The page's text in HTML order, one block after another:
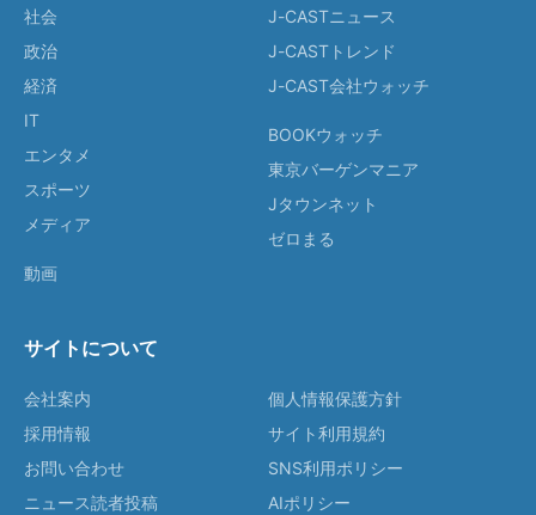
社会
政治
経済
IT
エンタメ
スポーツ
メディア
動画
J-CASTニュース
J-CASTトレンド
J-CAST会社ウォッチ
BOOKウォッチ
東京バーゲンマニア
Jタウンネット
ゼロまる
サイトについて
会社案内
採用情報
お問い合わせ
ニュース読者投稿
個人情報保護方針
サイト利用規約
SNS利用ポリシー
AIポリシー